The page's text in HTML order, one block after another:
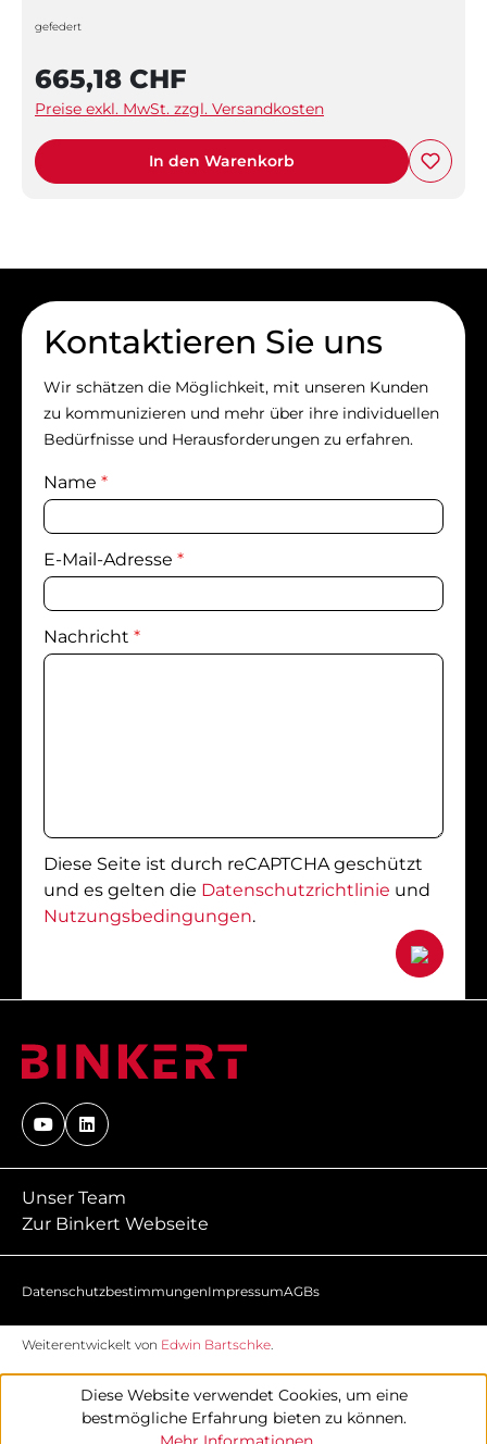
gefedert
665,18 CHF
Preise exkl. MwSt. zzgl. Versandkosten
In den Warenkorb
Kontaktieren Sie uns
Wir schätzen die Möglichkeit, mit unseren Kunden
zu kommunizieren und mehr über ihre individuellen
Bedürfnisse und Herausforderungen zu erfahren.
Name *
E-Mail-Adresse *
Nachricht *
Diese Seite ist durch reCAPTCHA geschützt
und es gelten die Datenschutzrichtlinie und
Nutzungsbedingungen.
Unser Team
Zur Binkert Webseite
DatenschutzbestimmungenImpressumAGBs
Weiterentwickelt von Edwin Bartschke.
Diese Website verwendet Cookies, um eine
bestmögliche Erfahrung bieten zu können.